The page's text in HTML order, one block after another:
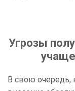
Угрозы
В свою очередь,